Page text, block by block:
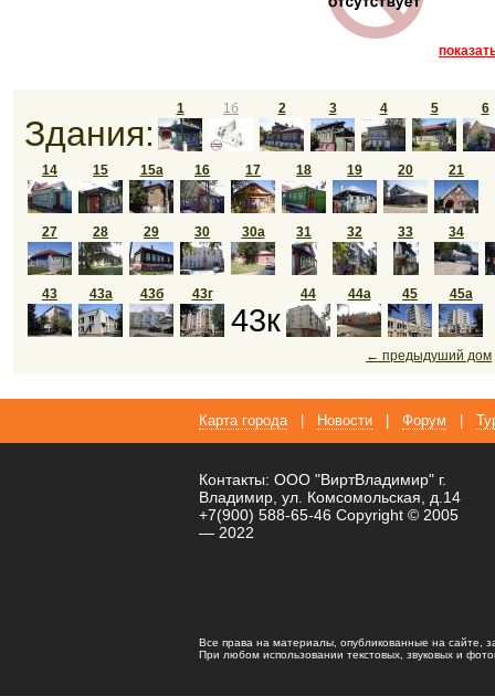
Здания:
1 1б 2 3 4 5 6
14 15 15а 16 17 18 19 20 21
27 28 29 30 30а 31 32 33 34
43 43а 43б 43г
43к
44 44а 45 45а
← предыдуший дом
Карта города Новости Форум
Контакты: ООО "ВиртВладимир" г.
Владимир, ул. Комсомольская, д.14
+7(900) 588-65-46 Copyright © 2005
— 2022
Все права на материалы, опубликованные на сайте,
При любом использовании текстовых, звуковых и